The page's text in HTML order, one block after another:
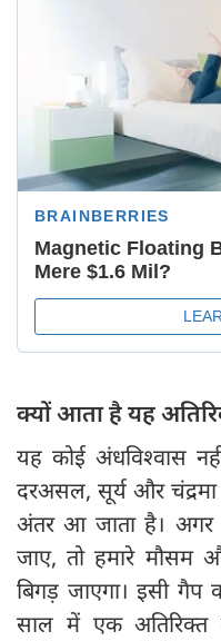
क्यों आता है यह
यह कोई अंधविश्वास
दरअसल, सूर्य और
अंतर आ जाता है। अगर
जाए, तो हमारे मौसम
बिगड़ जाएगा। इसी गैप
साल में एक अतिरिक्त